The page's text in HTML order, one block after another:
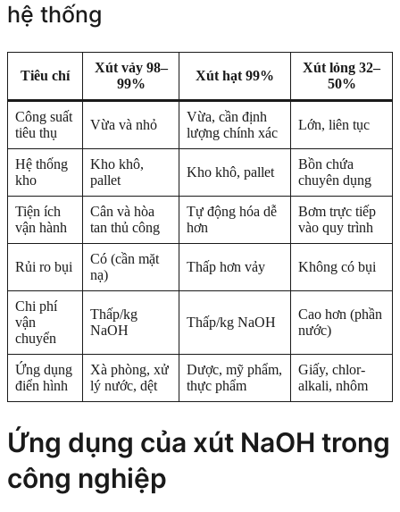
hệ thống
Tiêu chí
Xút vảy 98–
99%
Xút hạt 99%
Xút lỏng 32–
50%
Công suất
tiêu thụ
Vừa và nhỏ
Vừa, cần định
lượng chính xác
Lớn, liên tục
Hệ thống
kho
Kho khô,
pallet
Kho khô, pallet
Bồn chứa
chuyên dụng
Tiện ích
vận hành
Cân và hòa
tan thủ công
Tự động hóa dễ
hơn
Bơm trực tiếp
vào quy trình
Rủi ro bụi
Có (cần mặt
nạ)
Thấp hơn vảy Không có bụi
Chi phí
vận
chuyển
Thấp/kg
NaOH
Thấp/kg NaOH
Cao hơn (phần
nước)
Ứng dụng
điển hình
Xà phòng, xử
lý nước, dệt
Dược, mỹ phẩm,
thực phẩm
Giấy, chlor-
alkali, nhôm
Ứng dụng của xút NaOH trong
công nghiệp